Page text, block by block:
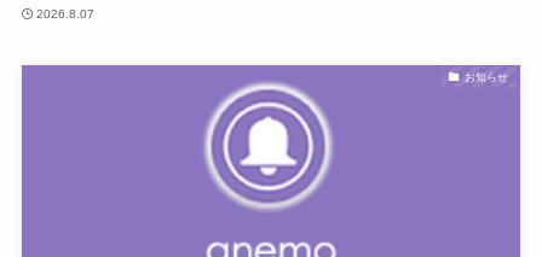
2026.8.07
お知らせ